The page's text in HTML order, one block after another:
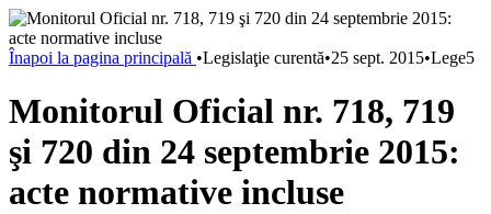
Înapoi la pagina principală •Legislaţie curentă•25 sept. 2015•Lege5
Monitorul Oficial nr. 718, 719
şi 720 din 24 septembrie 2015:
acte normative incluse